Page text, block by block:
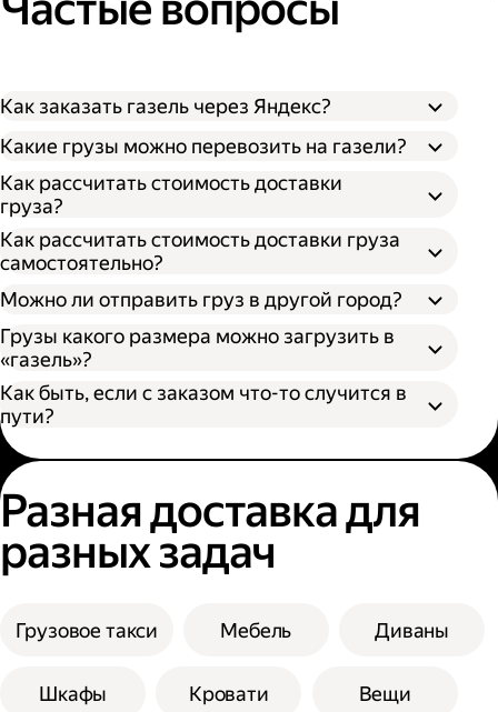
Как заказать газель через Яндекс?
Какие грузы можно перевозить на газели?
Как рассчитать стоимость доставки
груза?
Как рассчитать стоимость доставки груза
самостоятельно?
Можно ли отправить груз в другой город?
Грузы какого размера можно загрузить в
«газель»?
Как быть, если с заказом что-то случится в
пути?
Разная доставка для
разных задач
Грузовое такси Мебель Диваны
Шкафы Кровати Вещи